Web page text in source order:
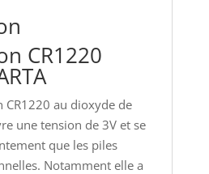
CR1220
CR1220 au dioxyde de
une tension de 3V et se
que les piles
Notamment elle a